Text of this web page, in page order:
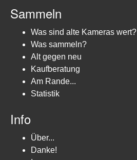
Sammeln
Was sind alte Kameras wert?
Was sammeln?
Alt gegen neu
Kaufberatung
Am Rande...
Statistik
Info
Über...
Danke!